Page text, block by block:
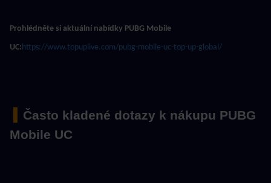
Prohlédněte si aktuální nabídky PUBG Mobile
UC: https://www.topuplive.com/pubg-mobile-uc-top-up-global/
Často kladené dotazy k nákupu PUBG
Mobile UC